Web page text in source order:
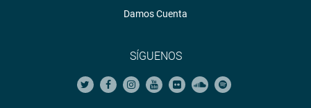
Damos Cuenta
SÍGUENOS